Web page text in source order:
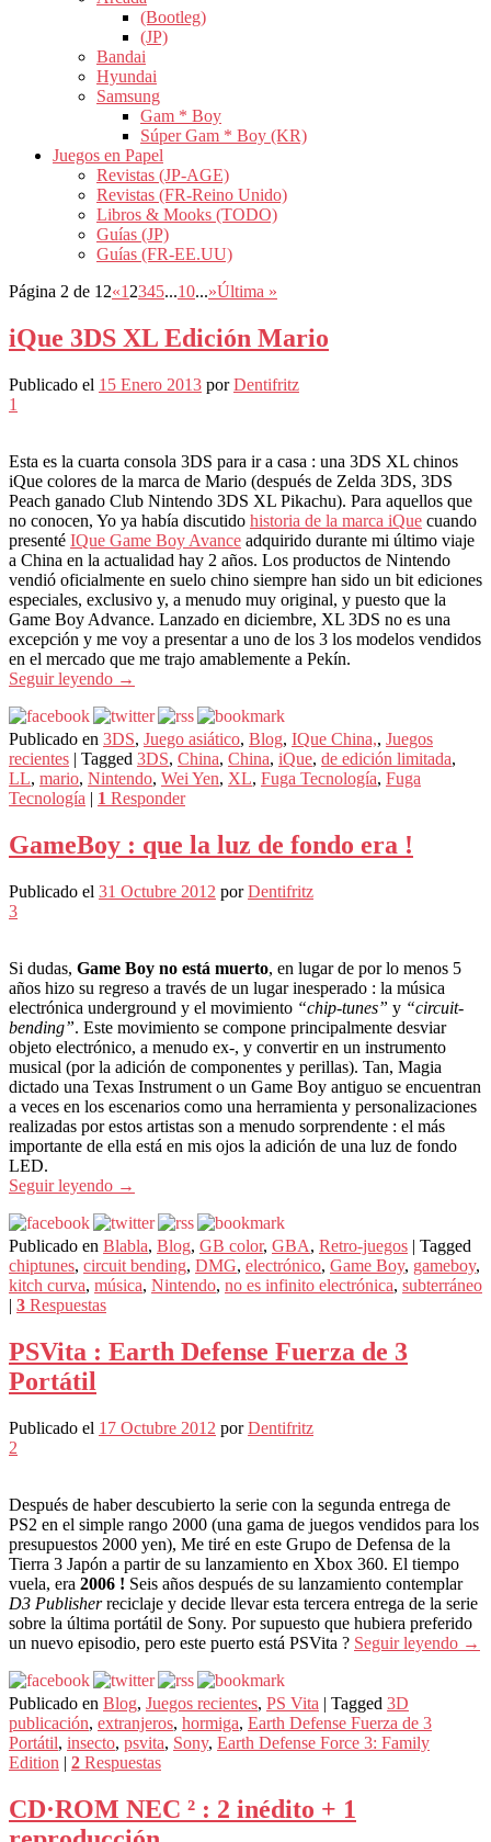
(Bootleg)
(JP)
Bandai
Hyundai
Samsung
Gam * Boy
Súper Gam * Boy (KR)
Juegos en Papel
Revistas (JP-AGE)
Revistas (FR-Reino Unido)
Libros & Mooks (TODO)
Guías (JP)
Guías (FR-EE.UU)
Página 2 de 12«1 2345...10...»Última »
iQue 3DS XL Edición Mario
Publicado el 15 Enero 2013 porDentifritz
1
Esta es la cuarta consola 3DS para ir a casa : una 3DS XL chinos
iQue colores de la marca de Mario (después de Zelda 3DS, 3DS
Peach ganado Club Nintendo 3DS XL Pikachu). Para aquellos que
no conocen, Yo ya había discutido historia de la marca iQue cuando
presenté IQue Game Boy Avance adquirido durante mi último viaje
a China en la actualidad hay 2 años. Los productos de Nintendo
vendió oficialmente en suelo chino siempre han sido un bit ediciones
especiales, exclusivo y, a menudo muy original, y puesto que la
Game Boy Advance. Lanzado en diciembre, XL 3DS no es una
excepción y me voy a presentar a uno de los 3 los modelos vendidos
en el mercado que me trajo amablemente a Pekín.
Seguir leyendo →
Publicado en 3DS, Juego asiático, Blog, IQue China,, Juegos
recientes | Tagged 3DS, China, China, iQue, de edición limitada,
LL, mario, Nintendo, Wei Yen, XL, Fuga Tecnología, Fuga
Tecnología | 1 Responder
GameBoy : que la luz de fondo era !
Publicado el 31 Octubre 2012 porDentifritz
3
Si dudas, Game Boy no está muerto, en lugar de por lo menos 5
años hizo su regreso a través de un lugar inesperado : la música
electrónica underground y el movimiento “chip-tunes” y “circuit-
bending”. Este movimiento se compone principalmente desviar
objeto electrónico, a menudo ex-, y convertir en un instrumento
musical (por la adición de componentes y perillas). Tan, Magia
dictado una Texas Instrument o un Game Boy antiguo se encuentran
a veces en los escenarios como una herramienta y personalizaciones
realizadas por estos artistas son a menudo sorprendente : el más
importante de ella está en mis ojos la adición de una luz de fondo
LED.
Seguir leyendo →
Publicado en Blabla, Blog, GB color, GBA, Retro-juegos | Tagged
chiptunes, circuit bending, DMG, electrónico, Game Boy, gameboy,
kitch curva, música, Nintendo, no es infinito electrónica, subterráneo
| 3 Respuestas
PSVita : Earth Defense Fuerza de 3
Portátil
Publicado el 17 Octubre 2012 porDentifritz
2
Después de haber descubierto la serie con la segunda entrega de
PS2 en el simple rango 2000 (una gama de juegos vendidos para los
presupuestos 2000 yen), Me tiré en este Grupo de Defensa de la
Tierra 3 Japón a partir de su lanzamiento en Xbox 360. El tiempo
vuela, era 2006 ! Seis años después de su lanzamiento contemplar
D3 Publisherreciclaje y decide llevar esta tercera entrega de la serie
sobre la última portátil de Sony. Por supuesto que hubiera preferido
un nuevo episodio, pero este puerto está PSVita ? Seguir leyendo →
Publicado en Blog, Juegos recientes, PS Vita | Tagged 3D
publicación, extranjeros, hormiga, Earth Defense Fuerza de 3
Portátil, insecto, psvita, Sony, Earth Defense Force 3: Family
Edition | 2 Respuestas
CD·ROM NEC ² : 2 inédito + 1